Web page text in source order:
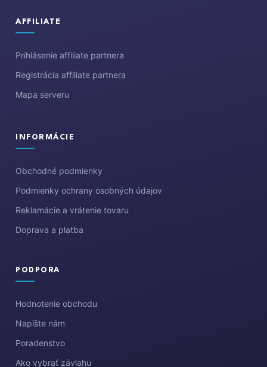
AFFILIATE
Prihlásenie affiliate partnera
Registrácia affiliate partnera
Mapa serveru
INFORMÁCIE
Obchodné podmienky
Podmienky ochrany osobných údajov
Reklamácie a vrátenie tovaru
Doprava a platba
PODPORA
Hodnotenie obchodu
Napíšte nám
Poradenstvo
Ako vybrať závlahu